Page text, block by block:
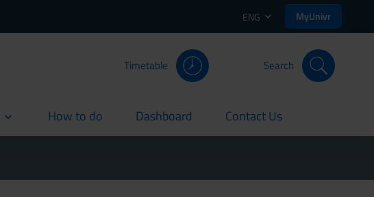
ENG MyUnivr
Timetable Search
How to do
current Dashboard
current Contact Us
current